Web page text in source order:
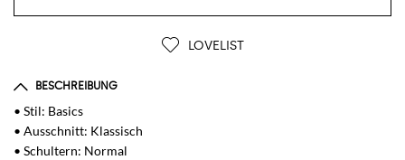
LOVELIST
BESCHREIBUNG
• Stil: Basics
• Ausschnitt: Klassisch
• Schultern: Normal